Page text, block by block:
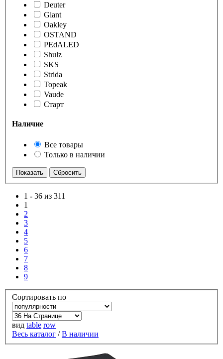
Deuter
Giant
Oakley
OSTAND
PEdALED
Shulz
SKS
Strida
Topeak
Vaude
Старт
Наличие
Все товары
Только в наличии
1 - 36 из 311
1
2
3
4
5
6
7
8
9
Сортировать по
вид table row
Весь каталог /В наличии